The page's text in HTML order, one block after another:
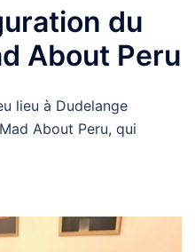
du
About Peru
à Dudelange
About Peru, qui